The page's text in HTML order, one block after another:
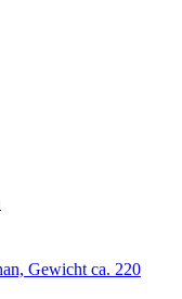
Gewicht ca. 220